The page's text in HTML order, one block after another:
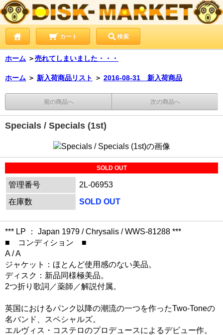
カート 検索
ホーム ＞売れてしまいました・・・
ホーム ＞ 新入荷商品リスト ＞ 2016-08-31 新入荷商品
前の商品へ 次の商品へ
Specials / Specials (1st)
SOLD OUT
管理番号
2L-06953
在庫数
SOLD OUT
*** LP ： Japan 1979 / Chrysalis / WWS-81288 ***
■ コンディション ■
A / A
ジャケット：ほとんど使用感のない美品。
ディスク：新品同様極美品。
2つ折り歌詞／薬師／解説付属。
英国におけるパンク以降の潮流の一つを作ったTwo-Toneの
名バンド、スペシャルズ。
エルヴィス・コステロのプロデュースによるデビュー作。